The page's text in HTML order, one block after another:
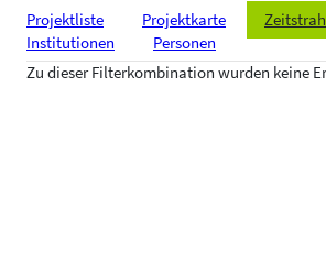
Projektliste Projektkarte
Institutionen
Personen
Zu dieser Filterkombination wurden keine